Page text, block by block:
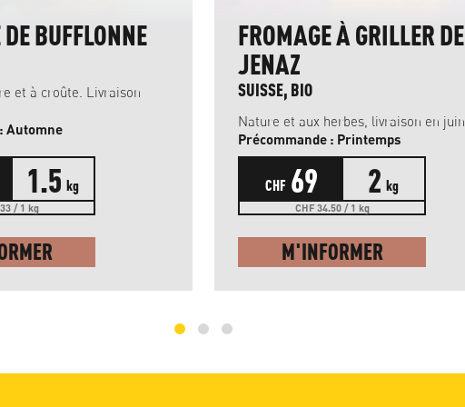
BUFFLONNE
et à croûte. Livraison
Précommande : Automne
1.5 kg
/ 1 kg
FROMAGE À GRILLER DE
JENAZ
SUISSE, BIO
Nature et aux herbes, livraison en juin
Précommande : Printemps
CHF 69 2 kg
CHF 34.50 / 1 kg
M'INFORMER